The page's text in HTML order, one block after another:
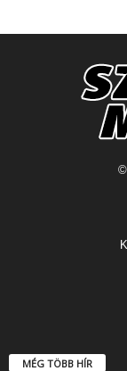
©
MÉG TÖBB HÍR